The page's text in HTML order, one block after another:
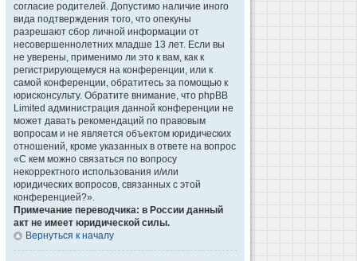
согласие родителей. Допустимо наличие иного
вида подтверждения того, что опекуны
разрешают сбор личной информации от
несовершеннолетних младше 13 лет. Если вы
не уверены, применимо ли это к вам, как к
регистрирующемуся на конференции, или к
самой конференции, обратитесь за помощью к
юрисконсульту. Обратите внимание, что phpBB
Limited администрация данной конференции не
может давать рекомендаций по правовым
вопросам и не является объектом юридических
отношений, кроме указанных в ответе на вопрос
«С кем можно связаться по вопросу
некорректного использования и/или
юридических вопросов, связанных с этой
конференцией?».
Примечание переводчика: в России данный
акт не имеет юридической силы.
Вернуться к началу